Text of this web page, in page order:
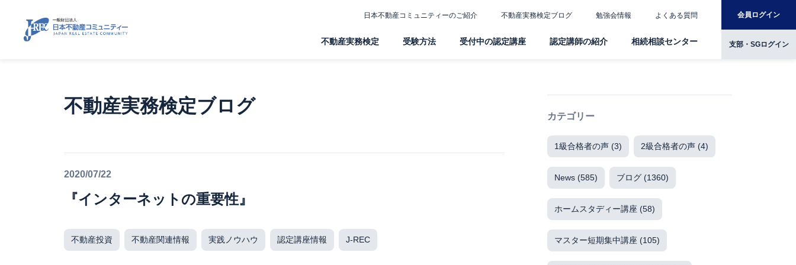
日本不動産コミュニティーのご紹介 不動産実務検定ブログ 勉強会情報 よくある質問 会員ログイン
不動産実務検定 受験方法 受付中の認定講座 認定講師の紹介 相続相談センター 支部・SGログイン
不動産実務検定ブログ
2020/07/22
『インターネットの重要性』
不動産投資 不動産関連情報 実践ノウハウ 認定講座情報 J-REC
カテゴリー
1級合格者の声 (3) 2級合格者の声 (4)
News (585) ブログ (1360)
ホームスタディー講座 (58)
マスター短期集中講座 (105)